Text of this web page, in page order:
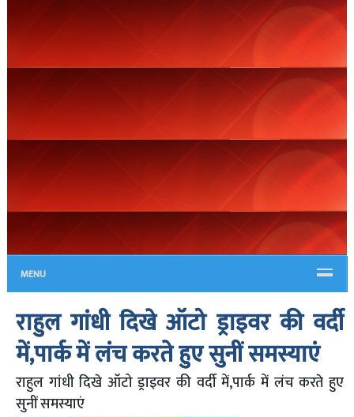
MENU
राहुल गांधी दिखे ऑटो ड्राइवर की वर्दी
में,पार्क में लंच करते हुए सुनीं समस्याएं
राहुल गांधी दिखे ऑटो ड्राइवर की वर्दी में,पार्क में लंच करते हुए
सुनीं समस्याएं